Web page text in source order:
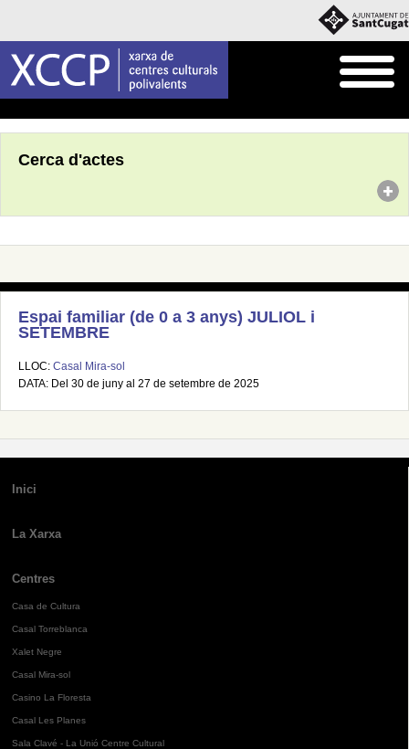
Cerca d'actes
Espai familiar (de 0 a 3 anys) JULIOL i
SETEMBRE
LLOC: Casal Mira-sol
DATA: Del 30 de juny al 27 de setembre de 2025
Inici
La Xarxa
Centres
Casa de Cultura
Casal Torreblanca
Xalet Negre
Casal Mira-sol
Casino La Floresta
Casal Les Planes
Sala Clavé - La Unió Centre Cultural